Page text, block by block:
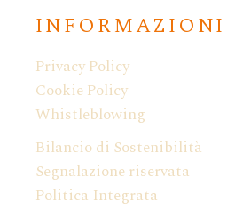
INFORMAZIONI
Privacy Policy
Cookie Policy
Whistleblowing
Bilancio di Sostenibilità
Segnalazione riservata
Politica Integrata